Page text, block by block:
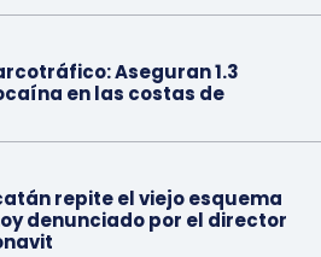
Aseguran 1.3
en las costas de
repite el viejo esquema
denunciado por el director